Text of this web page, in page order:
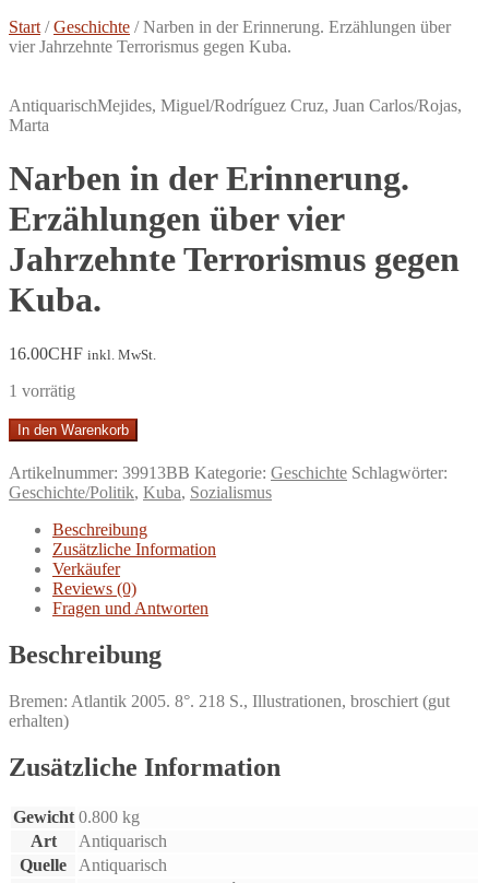
Start /Geschichte /Narben in der Erinnerung. Erzählungen über
vier Jahrzehnte Terrorismus gegen Kuba.
AntiquarischMejides, Miguel/Rodríguez Cruz, Juan Carlos/Rojas,
Marta
Narben in der Erinnerung.
Erzählungen über vier
Jahrzehnte Terrorismus gegen
Kuba.
16.00CHF inkl. MwSt.
1 vorrätig
Narben
in
der
Erinnerung.
Erzählungen
über
Jahrzehnte
Terrorismus
gegen
Menge
In den Warenkorb
Artikelnummer: 39913BB Kategorie: Geschichte Schlagwörter:
Geschichte/Politik, Kuba, Sozialismus
Beschreibung
Zusätzliche Information
Verkäufer
Reviews (0)
Fragen und Antworten
Beschreibung
Bremen: Atlantik 2005. 8°. 218 S., Illustrationen, broschiert (gut
erhalten)
Zusätzliche Information
Gewicht 0.800 kg
Art
Antiquarisch
Quelle
Antiquarisch